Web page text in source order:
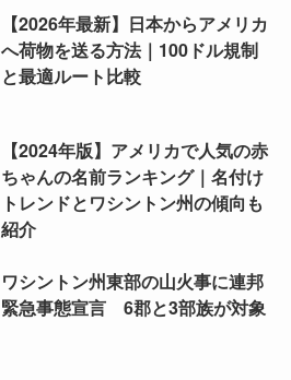
【2026年最新】日本からアメリカ
へ荷物を送る方法｜100ドル規制
と最適ルート比較
【2024年版】アメリカで人気の赤
ちゃんの名前ランキング｜名付け
トレンドとワシントン州の傾向も
紹介
ワシントン州東部の山火事に連邦
緊急事態宣言 6郡と3部族が対象